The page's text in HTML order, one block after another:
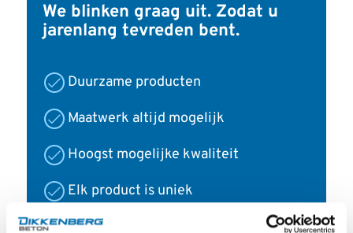
We blinken graag uit. Zodat u
jarenlang tevreden bent.
Duurzame producten
Maatwerk altijd mogelijk
Hoogst mogelijke kwaliteit
Elk product is uniek